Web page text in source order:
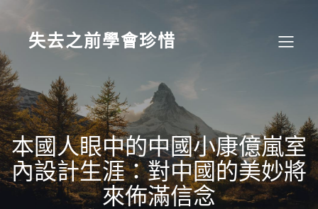
content
失去之前學會珍惜
本國人眼中的中國小康億嵐室
內設計生涯：對中國的美妙將
來佈滿信念